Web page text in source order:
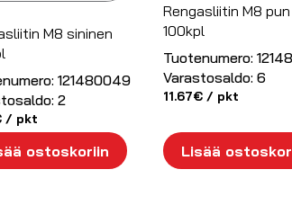
M8 sininen
121480049
2
/ pkt
ostoskoriin
Rengasliitin M8 pun
100kpl
Tuotenumero:
Varastosaldo: 6
11.67€ / pkt
Lisää